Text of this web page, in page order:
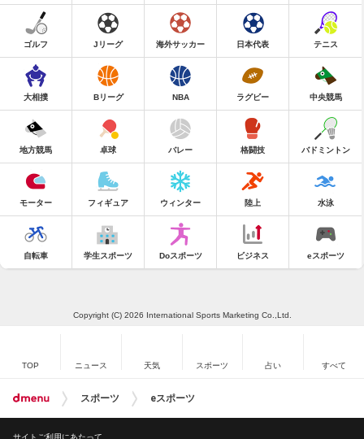
ゴルフ Jリーグ 海外サッカー 日本代表 テニス
大相撲 Bリーグ NBA ラグビー 中央競馬
地方競馬 卓球 バレー 格闘技 バドミントン
モーター フィギュア ウィンター 陸上 水泳
自転車 学生スポーツ Doスポーツ ビジネス eスポーツ
Copyright (C) 2026 International Sports Marketing Co.,Ltd.
TOP ニュース 天気 スポーツ 占い すべて
スポーツ eスポーツ